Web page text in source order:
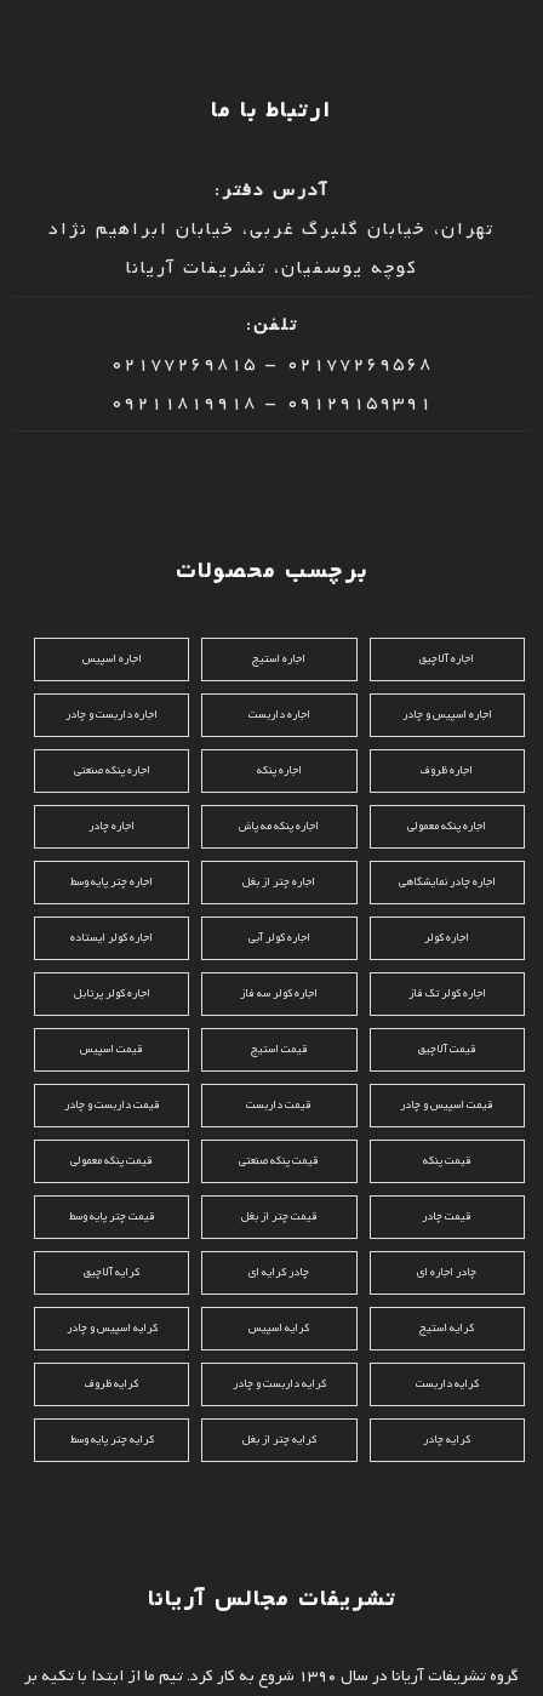
ارتباط با ما
آدرس دفتر:
تهران، خیابان گلبرگ غربی، خیابان ابراهیم نژاد
کوچه یوسفیان، تشریفات آریانا
تلفن:
02177269568 – 02177269815
09129159391 – 09211819918
برچسب محصولات
اجاره آلاچیق اجاره استیج اجاره اسپیس
اجاره اسپیس و چادر اجاره داربست اجاره داربست و چادر
اجاره ظروف اجاره پنکه اجاره پنکه صنعتی
اجاره پنکه معمولی اجاره پنکه مه پاش اجاره چادر
اجاره چادر نمایشگاهی اجاره چتر از بغل اجاره چتر پایه وسط
اجاره کولر اجاره کولر آبی اجاره کولر ایستاده
اجاره کولر تک فاز اجاره کولر سه فاز اجاره کولر پرتابل
قیمت آلاچیق قیمت استیج قیمت اسپیس
قیمت اسپیس و چادر قیمت داربست قیمت داربست و چادر
قیمت پنکه قیمت پنکه صنعتی قیمت پنکه معمولی
قیمت چادر قیمت چتر از بغل قیمت چتر پایه وسط
چادر اجاره ای چادر کرایه ای کرایه آلاچیق
کرایه استیج کرایه اسپیس کرایه اسپیس و چادر
کرایه داربست کرایه داربست و چادر کرایه ظروف
کرایه چادر کرایه چتر از بغل کرایه چتر پایه وسط
تشریفات مجالس آریانا
گروه تشریفات آریانا در سال 1390 شروع به کار کرد. تیم ما از ابتدا با تکیه بر